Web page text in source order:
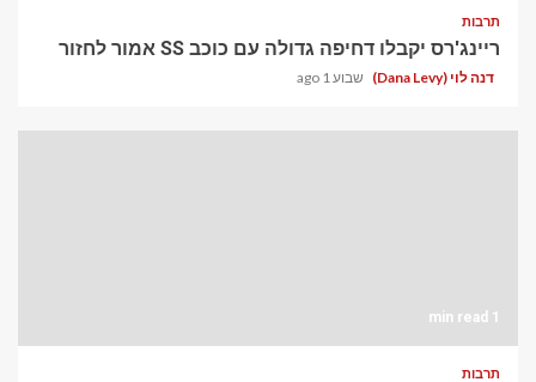
תרבות
ריינג'רס יקבלו דחיפה גדולה עם כוכב SS אמור לחזור
דנה לוי (Dana Levy) שבוע 1 ago
1 min read
תרבות